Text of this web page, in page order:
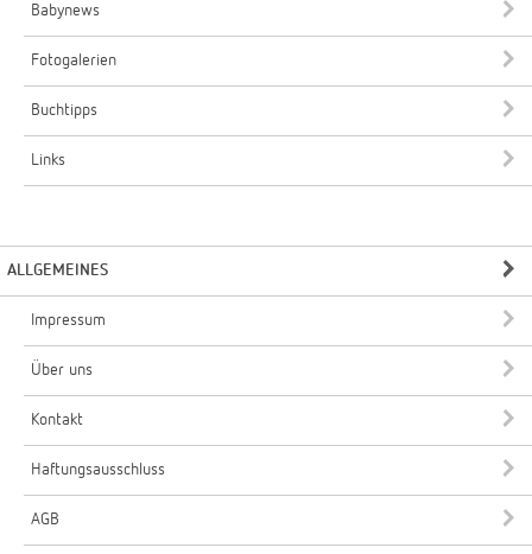
Babynews
Fotogalerien
Buchtipps
Links
ALLGEMEINES
Impressum
Über uns
Kontakt
Haftungsausschluss
AGB